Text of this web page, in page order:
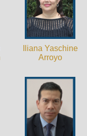
Iliana Yaschine
Arroyo